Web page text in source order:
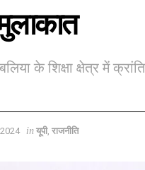
के शिक्षा क्षेत्र में
in यूपी, राजनीति